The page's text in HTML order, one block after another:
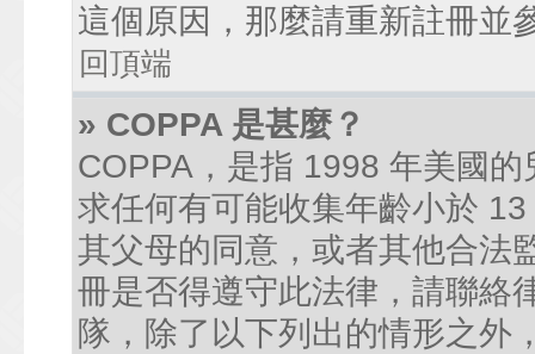
這個原因，那麼請重新註冊並
回頂端
» COPPA 是甚麼？
COPPA，是指 1998 年美國
求任何有可能收集年齡小於
其父母的同意，或者其他合法
冊是否得遵守此法律，請聯絡
隊，除了以下列出的情形之外